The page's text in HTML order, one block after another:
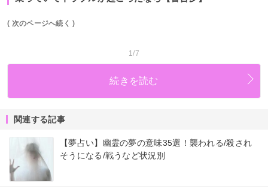
( 次のページへ続く )
1/7
続きを読む
関連する記事
【夢占い】幽霊の夢の意味35選！襲われる/殺され
そうになる/戦うなど状況別